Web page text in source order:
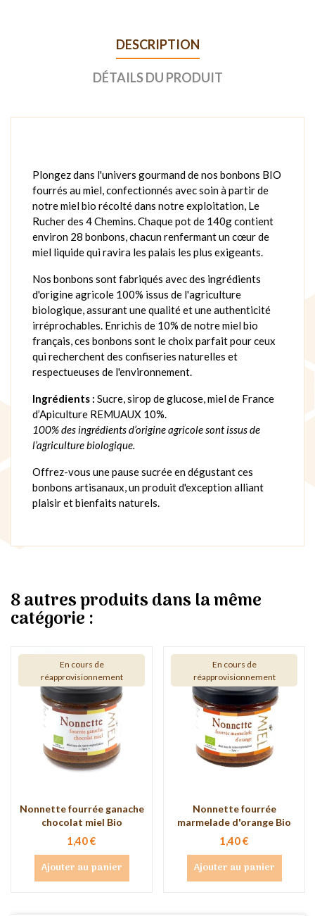
DESCRIPTION
DÉTAILS DU PRODUIT
Plongez dans l'univers gourmand de nos bonbons BIO
fourrés au miel, confectionnés avec soin à partir de
notre miel bio récolté dans notre exploitation, Le
Rucher des 4 Chemins. Chaque pot de 140g contient
environ 28 bonbons, chacun renfermant un cœur de
miel liquide qui ravira les palais les plus exigeants.
Nos bonbons sont fabriqués avec des ingrédients
d'origine agricole 100% issus de l'agriculture
biologique, assurant une qualité et une authenticité
irréprochables. Enrichis de 10% de notre miel bio
français, ces bonbons sont le choix parfait pour ceux
qui recherchent des confiseries naturelles et
respectueuses de l'environnement.
Ingrédients : Sucre, sirop de glucose, miel de France
d’Apiculture REMUAUX 10%.
100% des ingrédients d’origine agricole sont issus de
l’agriculture biologique.
Offrez-vous une pause sucrée en dégustant ces
bonbons artisanaux, un produit d'exception alliant
plaisir et bienfaits naturels.
8 autres produits dans la même
catégorie :
En cours de
réapprovisionnement
Nonnette fourrée ganache
chocolat miel Bio
1,40 €
Ajouter au panier
En cours de
réapprovisionnement
Nonnette fourrée
marmelade d'orange Bio
1,40 €
Ajouter au panier